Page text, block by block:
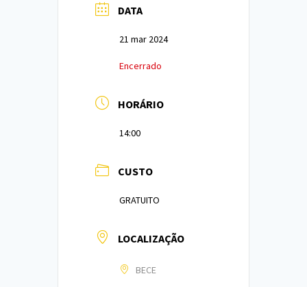
DATA
21 mar 2024
Encerrado
HORÁRIO
14:00
CUSTO
GRATUITO
LOCALIZAÇÃO
BECE